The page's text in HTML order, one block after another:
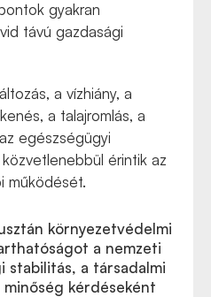
gyakran
távú gazdasági
a vízhiány, a
a talajromlás, a
egészségügyi
érintik az
működését.
környezetvédelmi
a nemzeti
stabilitás, a társadalmi
kérdéseként